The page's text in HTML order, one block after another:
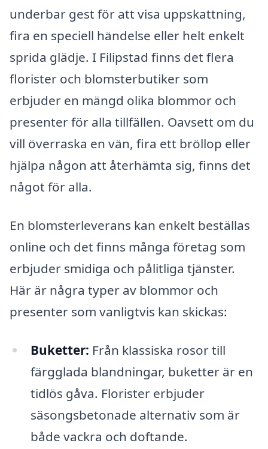
underbar gest för att visa uppskattning,
fira en speciell händelse eller helt enkelt
sprida glädje. I Filipstad finns det flera
florister och blomsterbutiker som
erbjuder en mängd olika blommor och
presenter för alla tillfällen. Oavsett om du
vill överraska en vän, fira ett bröllop eller
hjälpa någon att återhämta sig, finns det
något för alla.
En blomsterleverans kan enkelt beställas
online och det finns många företag som
erbjuder smidiga och pålitliga tjänster.
Här är några typer av blommor och
presenter som vanligtvis kan skickas:
Buketter: Från klassiska rosor till
färgglada blandningar, buketter är en
tidlös gåva. Florister erbjuder
säsongsbetonade alternativ som är
både vackra och doftande.